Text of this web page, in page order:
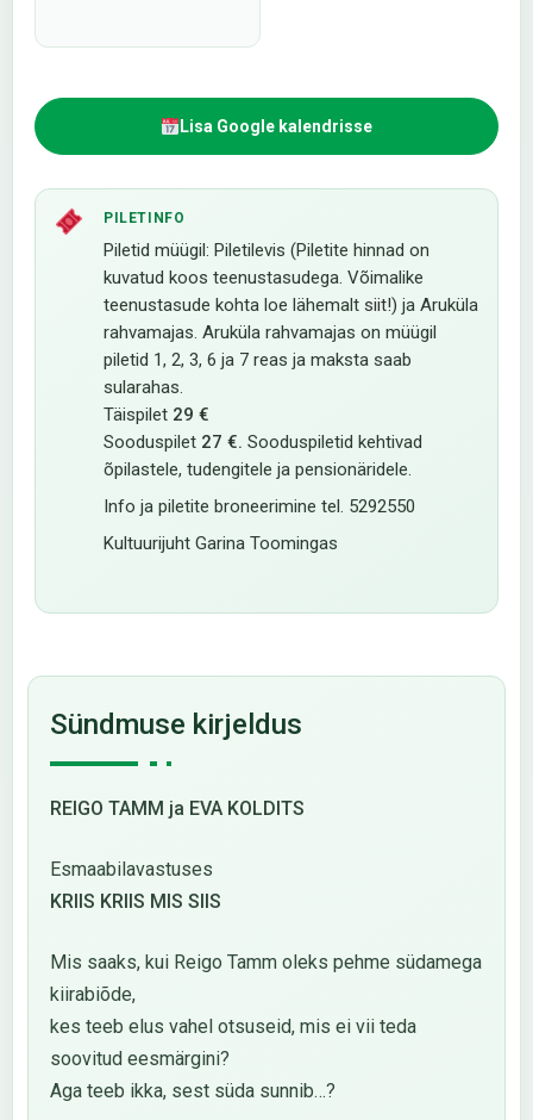
Lisa Google kalendrisse
PILETINFO
Piletid müügil: Piletilevis (Piletite hinnad on
kuvatud koos teenustasudega. Võimalike
teenustasude kohta loe lähemalt siit!) ja Aruküla
rahvamajas. Aruküla rahvamajas on müügil
piletid 1, 2, 3, 6 ja 7 reas ja maksta saab
sularahas.
Täispilet 29 €
Sooduspilet 27 €. Sooduspiletid kehtivad
õpilastele, tudengitele ja pensionäridele.
Info ja piletite broneerimine tel. 5292550
Kultuurijuht Garina Toomingas
Sündmuse kirjeldus
REIGO TAMM ja EVA KOLDITS
Esmaabilavastuses
KRIIS KRIIS MIS SIIS
Mis saaks, kui Reigo Tamm oleks pehme südamega
kiirabiõde,
kes teeb elus vahel otsuseid, mis ei vii teda
soovitud eesmärgini?
Aga teeb ikka, sest süda sunnib…?